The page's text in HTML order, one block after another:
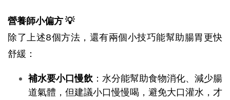
營養師小偏方 💡
除了上述8個方法，還有兩個小技巧能幫助腸胃更快
舒緩：
補水要小口慢飲 ：水分能幫助食物消化、減少腸
道氣體，但建議小口慢慢喝，避免大口灌水，才